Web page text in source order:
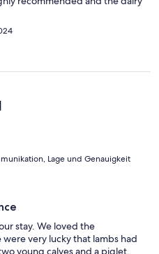
Lage und Genauigkeit
stay. We loved the
very lucky that lambs had
young calves and a piglet.